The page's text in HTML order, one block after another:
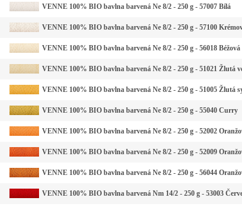
VENNE 100% BIO bavlna barvená Ne 8/2 - 250 g - 57007 Bílá
VENNE 100% BIO bavlna barvená Ne 8/2 - 250 g - 57100
VENNE 100% BIO bavlna barvená Ne 8/2 - 250 g - 56018 Béžová
VENNE 100% BIO bavlna barvená Ne 8/2 - 250 g - 51021 Žlutá
VENNE 100% BIO bavlna barvená Ne 8/2 - 250 g - 51005 Žlutá
VENNE 100% BIO bavlna barvená Ne 8/2 - 250 g - 55040 Curry
VENNE 100% BIO bavlna barvená Ne 8/2 - 250 g - 52002
VENNE 100% BIO bavlna barvená Ne 8/2 - 250 g - 52009
VENNE 100% BIO bavlna barvená Ne 8/2 - 250 g - 56044
VENNE 100% BIO bavlna barvená Nm 14/2 - 250 g - 53003